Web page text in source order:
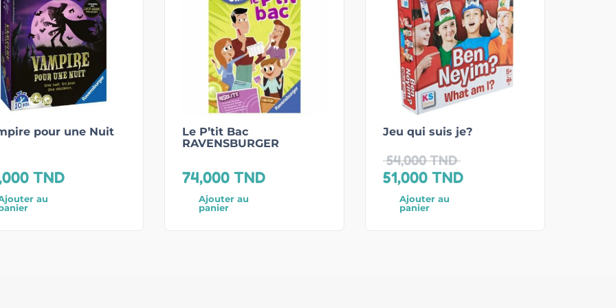
pour une Nuit
TND
au
Le P’tit Bac
RAVENSBURGER
74,000 TND
Ajouter au
panier
Jeu qui suis je?
54,000TND
51,000 TND
Ajouter au
panier